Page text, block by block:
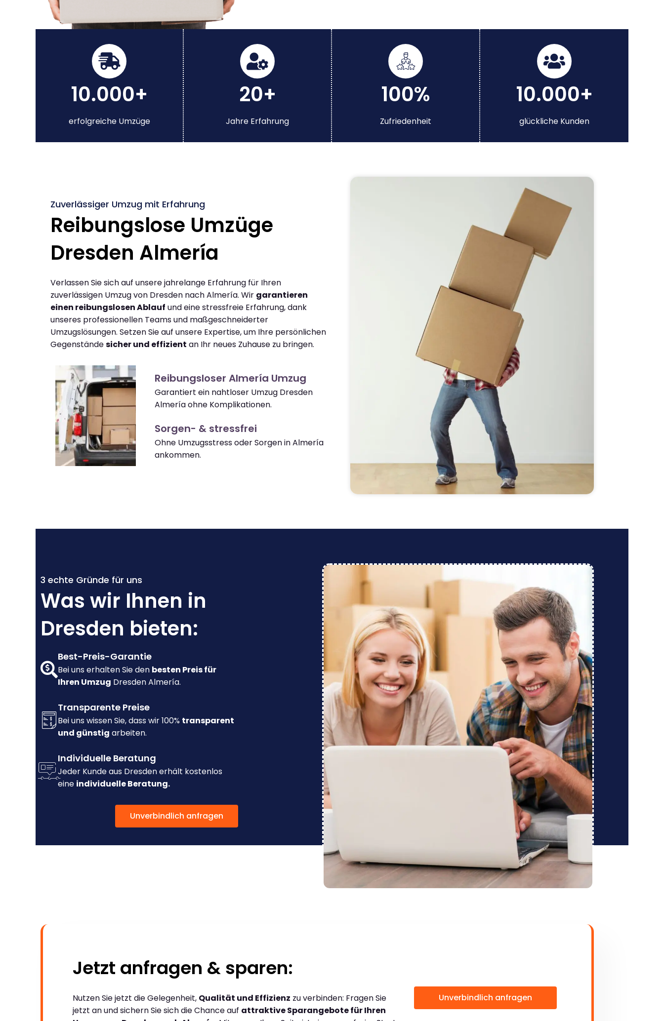
10.000+
erfolgreiche Umzüge
20+
Jahre Erfahrung
100%
Zufriedenheit
10.000+
glückliche Kunden
Zuverlässiger Umzug mit Erfahrung
Reibungslose Umzüge
Dresden Almería
Verlassen Sie sich auf unsere jahrelange Erfahrung für Ihren
zuverlässigen Umzug von Dresden nach Almería. Wir garantieren
einen reibungslosen Ablauf und eine stressfreie Erfahrung, dank
unseres professionellen Teams und maßgeschneiderter
Umzugslösungen. Setzen Sie auf unsere Expertise, um Ihre persönlichen
Gegenständesicher und effizient an Ihr neues Zuhause zu bringen.
Reibungsloser Almería Umzug
Garantiert ein nahtloser Umzug Dresden
Almería ohne Komplikationen.
Sorgen- & stressfrei
Ohne Umzugsstress oder Sorgen in Almería
ankommen.
3 echte Gründe für uns
Was wir Ihnen in
Dresden bieten:
Best-Preis-Garantie
Bei uns erhalten Sie den besten Preis für
Ihren Umzug Dresden Almería.
Transparente Preise
Bei uns wissen Sie, dass wir 100% transparent
und günstig arbeiten.
Individuelle Beratung
Jeder Kunde aus Dresden erhält kostenlos
eine individuelle Beratung.
Unverbindlich anfragen
Jetzt anfragen & sparen:
Nutzen Sie jetzt die Gelegenheit, Qualität und Effizienz zu verbinden: Fragen Sie
jetzt an und sichern Sie sich die Chance auf attraktive Sparangebote für Ihren
Unverbindlich anfragen